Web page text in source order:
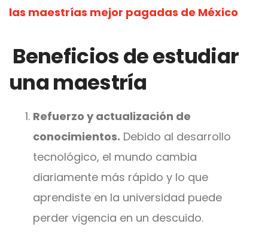
las maestrías mejor pagadas de México
Beneficios de estudiar
una maestría
Refuerzo y actualización de
conocimientos. Debido al desarrollo
tecnológico, el mundo cambia
diariamente más rápido y lo que
aprendiste en la universidad puede
perder vigencia en un descuido.